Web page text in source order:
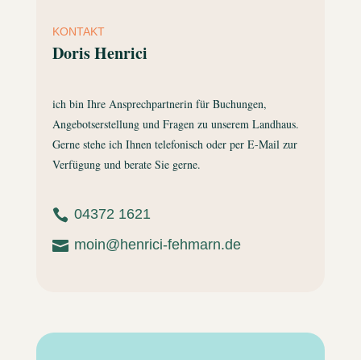
KONTAKT
Doris Henrici
ich bin Ihre Ansprechpartnerin für Buchungen,
Angebotserstellung und Fragen zu unserem Landhaus.
Gerne stehe ich Ihnen telefonisch oder per E-Mail zur
Verfügung und berate Sie gerne.
 04372 1621
 moin@henrici-fehmarn.de